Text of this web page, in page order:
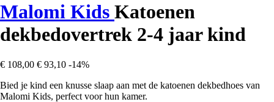
Malomi Kids Katoenen
dekbedovertrek 2-4 jaar kind
€ 108,00 € 93,10 -14%
Bied je kind een knusse slaap aan met de katoenen dekbedhoes van
Malomi Kids, perfect voor hun kamer.